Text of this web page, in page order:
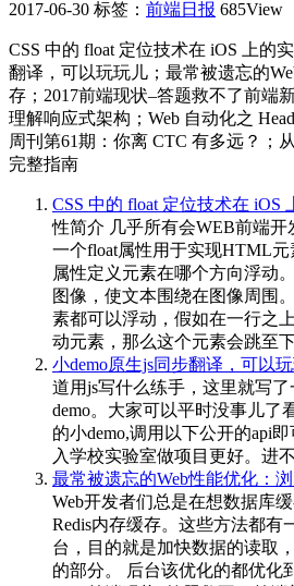
2017-06-30 标签： 前端日报 685View
CSS 中的 float 定位技术在 iOS 上的
翻译，可以玩玩儿；最常被遗忘的
存；2017前端现状–答题救不了前端
理解响应式架构；Web 自动化之
周刊第61期：你离 CTC 有多远？；
完整指南
CSS 中的 float 定位技术在 iOS
性简介 几乎所有会WEB前端开
一个float属性用于实现HTML
属性定义元素在哪个方向浮动
图像，使文本围绕在图像周围
素都可以浮动，假如在一行之
动元素，那么这个元素会跳至
小demo原生js同步翻译，可以
道用js写什么练手，这里就写
demo。大家可以平时没事儿了
的小demo,调用以下公开的api
入学校实验室做项目更好。进
最常被遗忘的Web性能优化：
Web开发者们总是在想数据库
Redis内存缓存。这些方法都有
台，目的就是加快数据的读取
的部分。 后台该优化的都优化